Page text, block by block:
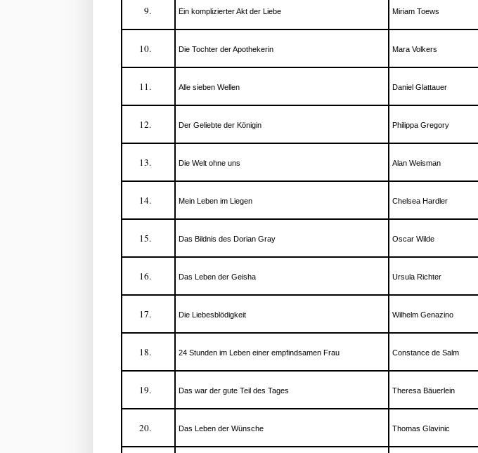
Ein komplizierter Akt der Liebe Miriam Toews
Die Tochter der Apothekerin Mara Volkers
Alle sieben Wellen Daniel Glattauer
Der Geliebte der Königin Philippa Gregory
Die Welt ohne uns Alan Weisman
Mein Leben im Liegen Chelsea Hardler
Das Bildnis des Dorian Gray Oscar Wilde
Das Leben der Geisha Ursula Richter
Die Liebesblödigkeit Wilhelm Genazino
24 Stunden im Leben einer empfindsamen Frau Constance de Salm
Das war der gute Teil des Tages Theresa Bäuerlein
Das Leben der Wünsche Thomas Glavinic